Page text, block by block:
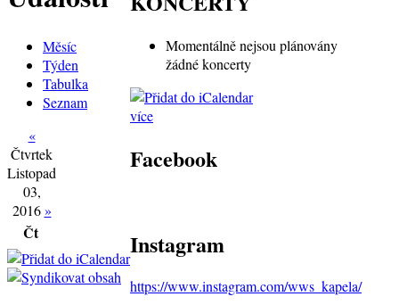
Měsíc
Týden
Tabulka
Seznam
«
Čtvrtek
Listopad
03,
2016»
Čt
Momentálně nejsou plánovány
žádné koncerty
více
Facebook
Instagram
https://www.instagram.com/wws_kapela/